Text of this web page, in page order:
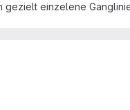
gezielt einzelene